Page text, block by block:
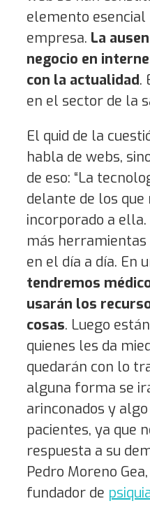
elemento
empresa. La
negocio en
con la actualidad.
en el sector de la
El quid de la
habla de webs,
de eso: “La
delante de los que
incorporado a
más herramientas
en el día a día. En
tendremos
usarán los
cosas. Luego
quienes les da
quedarán con lo
alguna forma se
arinconados y
pacientes, ya que
respuesta a su
Pedro Moreno
fundador de